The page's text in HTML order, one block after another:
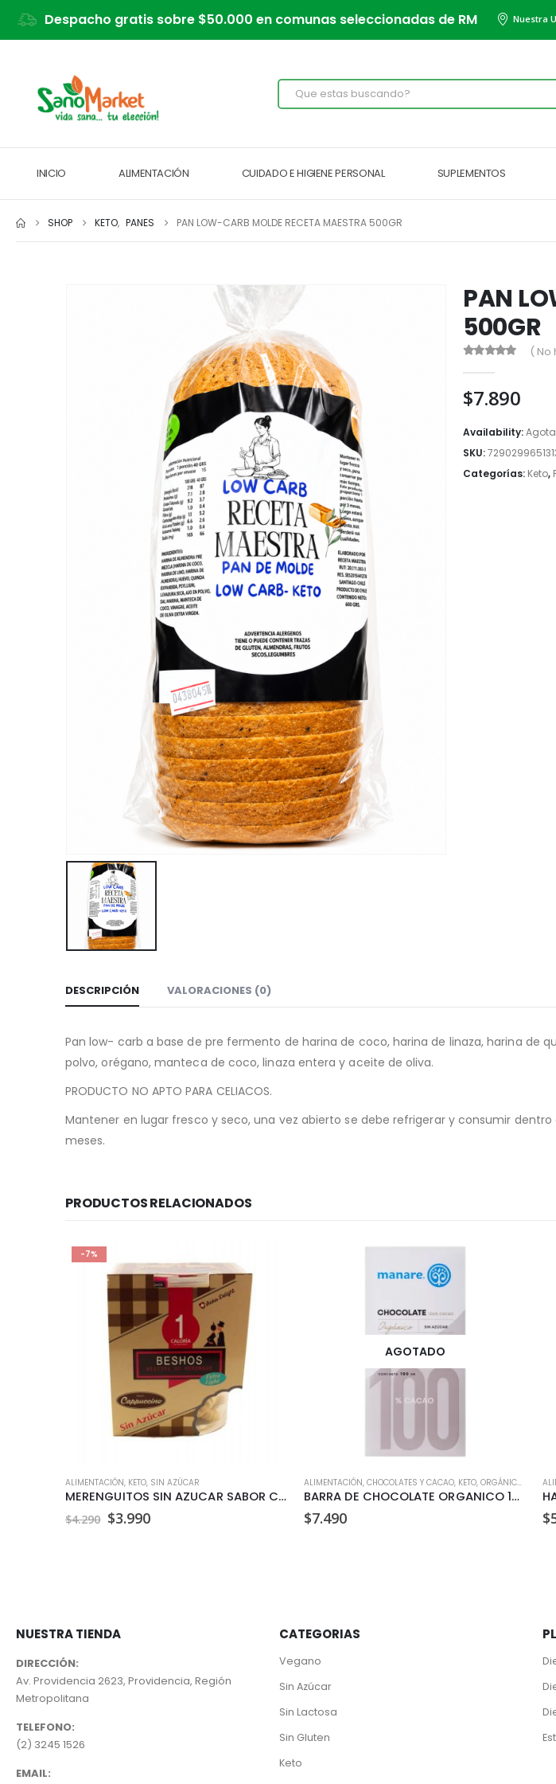
Despacho gratis sobre $50.000 en comunas seleccionadas de RM Nuestra
INICIO ALIMENTACIÓN CUIDADO E HIGIENE PERSONAL SUPLEMENTOS
SHOP KETO, PANES PAN LOW-CARB MOLDE RECETA MAESTRA 500GR
PAN
500GR
( No
$7.890
Availability:
SKU:
Categorías: Keto,
DESCRIPCIÓN VALORACIONES (0)
Pan low- carb a base de pre fermento de harina de coco, harina de linaza, harina de
polvo, orégano, manteca de coco, linaza entera y aceite de oliva.
PRODUCTO NO APTO PARA CELIACOS.
Mantener en lugar fresco y seco, una vez abierto se debe refrigerar y consumir
meses.
PRODUCTOS RELACIONADOS
-7%
ALIMENTACIÓN, KETO, SIN AZÚCAR
MERENGUITOS SIN AZUCAR SABOR CAPUCCINO BESHOS 40GR
$4.290 El
$3.990El
AGOTADO
ALIMENTACIÓN, CHOCOLATES Y CACAO, KETO, ORGÁNICO SIN
BARRA DE CHOCOLATE ORGANICO 100% CACAO 100 GR
$7.490 $
NUESTRA TIENDA
DIRECCIÓN:
Av. Providencia 2623, Providencia, Región
Metropolitana
TELEFONO:
(2) 3245 1526
EMAIL:
CATEGORIAS
Vegano
Sin Azúcar
Sin Lactosa
Sin Gluten
Keto